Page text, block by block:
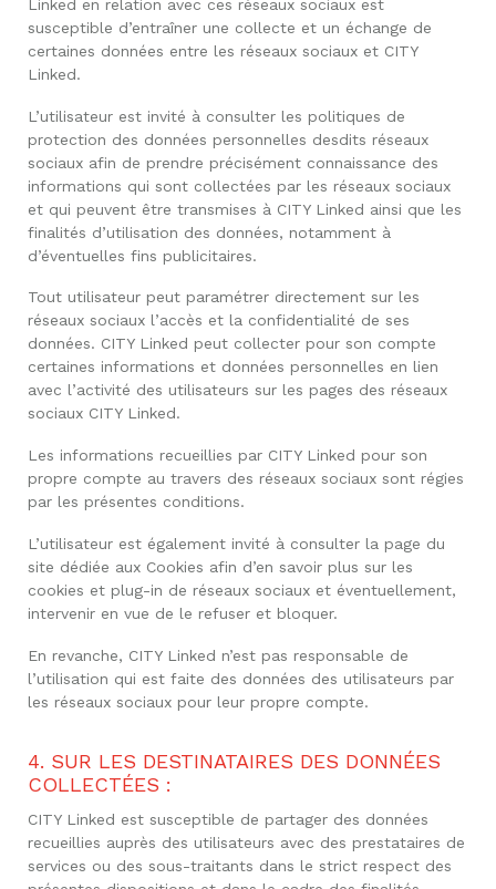
Linked en relation avec ces réseaux sociaux est
susceptible d’entraîner une collecte et un échange de
certaines données entre les réseaux sociaux et CITY
Linked.
L’utilisateur est invité à consulter les politiques de
protection des données personnelles desdits réseaux
sociaux afin de prendre précisément connaissance des
informations qui sont collectées par les réseaux sociaux
et qui peuvent être transmises à CITY Linked ainsi que les
finalités d’utilisation des données, notamment à
d’éventuelles fins publicitaires.
Tout utilisateur peut paramétrer directement sur les
réseaux sociaux l’accès et la confidentialité de ses
données. CITY Linked peut collecter pour son compte
certaines informations et données personnelles en lien
avec l’activité des utilisateurs sur les pages des réseaux
sociaux CITY Linked.
Les informations recueillies par CITY Linked pour son
propre compte au travers des réseaux sociaux sont régies
par les présentes conditions.
L’utilisateur est également invité à consulter la page du
site dédiée aux Cookies afin d’en savoir plus sur les
cookies et plug-in de réseaux sociaux et éventuellement,
intervenir en vue de le refuser et bloquer.
En revanche, CITY Linked n’est pas responsable de
l’utilisation qui est faite des données des utilisateurs par
les réseaux sociaux pour leur propre compte.
4. SUR LES DESTINATAIRES DES DONNÉES
COLLECTÉES :
CITY Linked est susceptible de partager des données
recueillies auprès des utilisateurs avec des prestataires de
services ou des sous-traitants dans le strict respect des